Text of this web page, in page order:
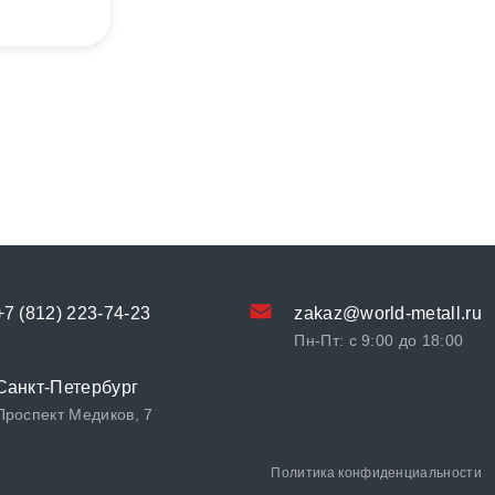
(812) 223-74-23 zakaz@world-metall.ru
Пн-Пт: с 9:00 до 18:00
Петербург
Медиков, 7
Политика конфиденциальности